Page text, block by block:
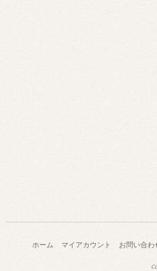
ホーム マイアカウント お問い合わ